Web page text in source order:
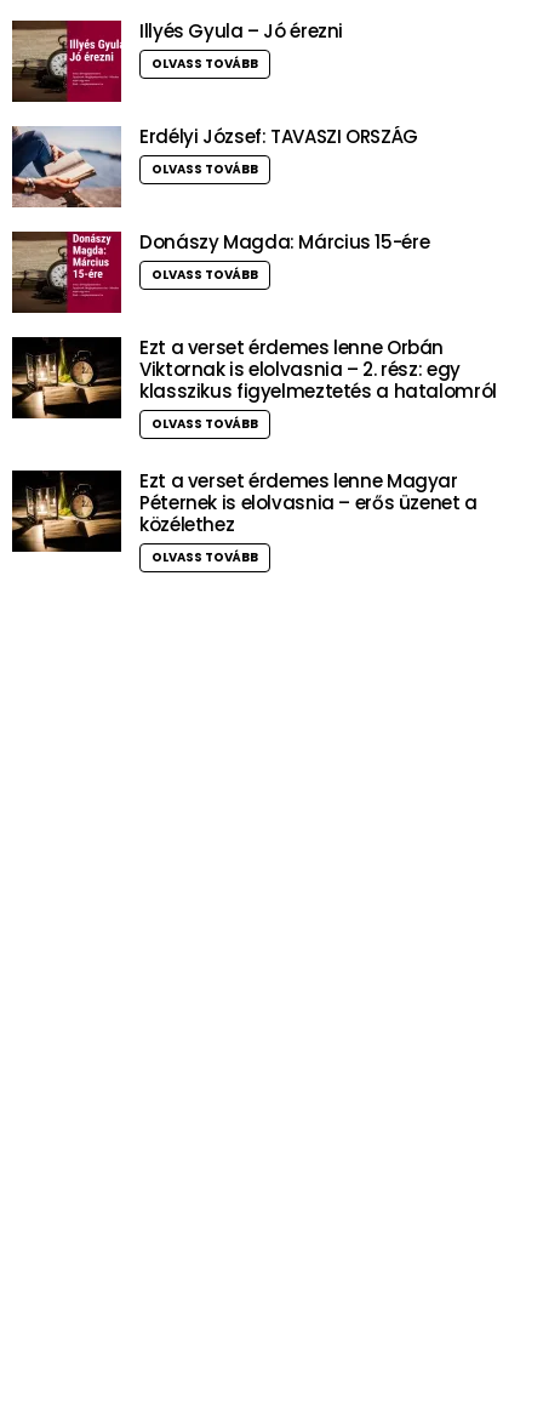
Illyés Gyula – Jó érezni
OLVASS TOVÁBB
Erdélyi József: TAVASZI ORSZÁG
OLVASS TOVÁBB
Donászy Magda: Március 15-ére
OLVASS TOVÁBB
Ezt a verset érdemes lenne Orbán
Viktornak is elolvasnia – 2. rész: egy
klasszikus figyelmeztetés a hatalomról
OLVASS TOVÁBB
Ezt a verset érdemes lenne Magyar
Péternek is elolvasnia – erős üzenet a
közélethez
OLVASS TOVÁBB